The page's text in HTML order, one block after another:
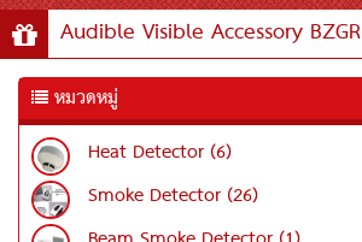
Audible Visible Accessory BZGR
หมวดหมู่
Heat Detector (6)
Smoke Detector (26)